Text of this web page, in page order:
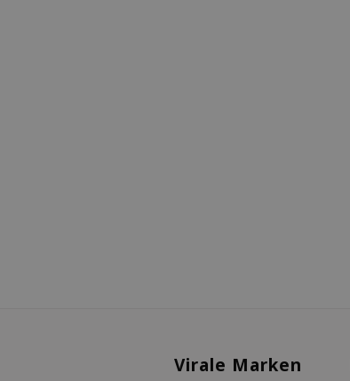
Virale Marken